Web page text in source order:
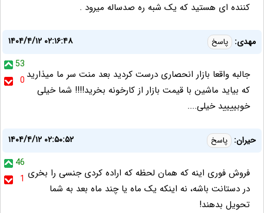
کننده ای هستید که یک شبه ره صدساله میرود .
مهدی: پاسخ
۱۴۰۴/۴/۱۲ ۰۲:۱۶:۴۸
53
0 جالبه واقعا بازار انحصاری درست کردید بعد منت سر ما میذارید
که بیاید ماشین با قیمت بازار از کارخونه بخرید!!!! شما خیلی
خوبیییید خیلی....
حیران: پاسخ
۱۴۰۴/۴/۱۲ ۰۲:۵۰:۵۲
46
1 فروش فوری اینه که همان لحظه که اراده کردی جنسی را بخری
در دستانت باشه، نه اینکه یک ماه یا چند ماه بعد به شما
تحویل بدهند!